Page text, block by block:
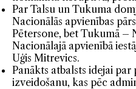
Par Talsu un Tukuma
Nacionālās apvienības
Pētersone, bet Tukumā –
Nacionālajā apvienībā
Uģis Mitrevics.
Panākts atbalsts idejai
izveidošanu, kas pēc